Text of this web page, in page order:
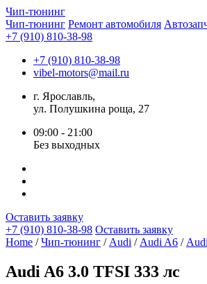
Чип-тюнинг
Чип-тюнинг Ремонт автомобиля
+7 (910) 810-38-98
+7 (910) 810-38-98
vibel-motors@mail.ru
г. Ярославль,
ул. Полушкина роща, 27
09:00 - 21:00
Без выходных
Оставить заявку
+7 (910) 810-38-98 Оставить заявку
Home /Чип-тюнинг / Audi / Audi A6 /
Audi A6 3.0 TFSI 333 лс